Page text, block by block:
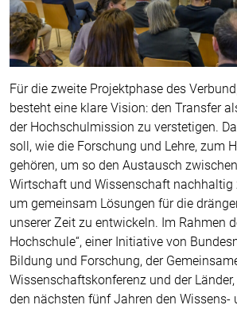
Für die zweite Projektphase des
besteht eine klare Vision: den Transfer
der Hochschulmission zu verstetigen.
soll, wie die Forschung und Lehre, zum
gehören, um so den Austausch
Wirtschaft und Wissenschaft nachhaltig
um gemeinsam Lösungen für die
unserer Zeit zu entwickeln. Im Rahmen
Hochschule“, einer Initiative von
Bildung und Forschung, der
Wissenschaftskonferenz und der
den nächsten fünf Jahren den Wissens-